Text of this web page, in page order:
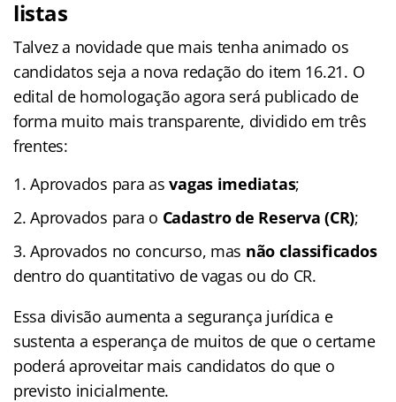
listas
Talvez a novidade que mais tenha animado os
candidatos seja a nova redação do item 16.21. O
edital de homologação agora será publicado de
forma muito mais transparente, dividido em três
frentes:
Aprovados para asvagas imediatas;
Aprovados para o Cadastro de Reserva (CR);
Aprovados no concurso, mas não classificados
dentro do quantitativo de vagas ou do CR.
Essa divisão aumenta a segurança jurídica e
sustenta a esperança de muitos de que o certame
poderá aproveitar mais candidatos do que o
previsto inicialmente.